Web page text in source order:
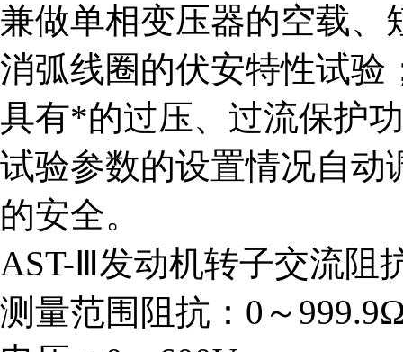
兼做单相变压器的空载、
消弧线圈的伏安特性试验
具有*的过压、过流保护
试验参数的设置情况自动
的安全。
AST-Ⅲ发动机转子交流阻
测量范围阻抗：0～